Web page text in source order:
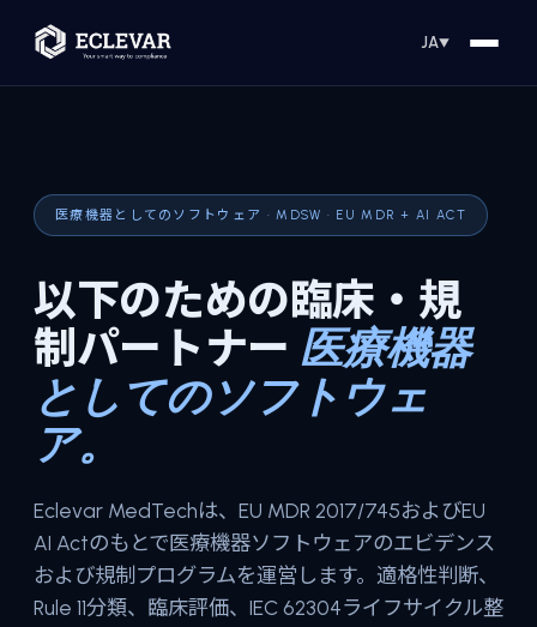
JA▼
医療機器としてのソフトウェア · MDSW · EU MDR + AI ACT
以下のための臨床・規
制パートナー 医療機器
としてのソフトウェ
ア。
Eclevar MedTechは、EU MDR 2017/745およびEU
AI Actのもとで医療機器ソフトウェアのエビデンス
および規制プログラムを運営します。適格性判断、
Rule 11分類、臨床評価、IEC 62304ライフサイクル整